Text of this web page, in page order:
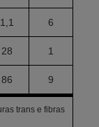
1,1 6
28 1
86 9
trans e fibras